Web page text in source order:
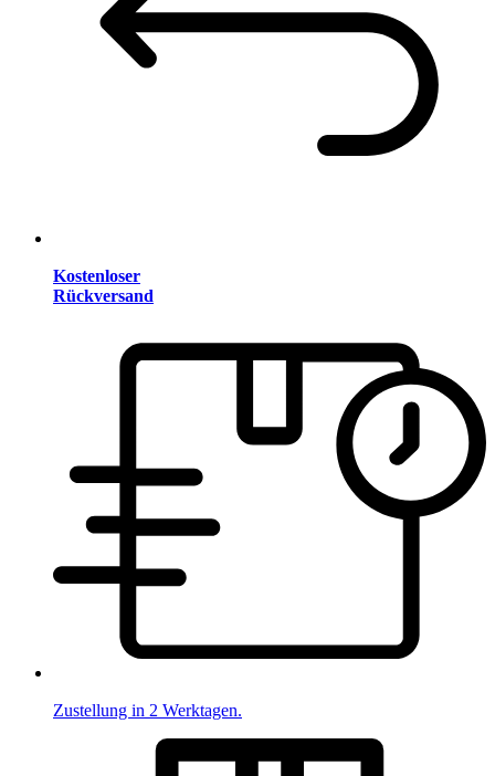
Kostenloser
Rückversand
Zustellung in 2 Werktagen.